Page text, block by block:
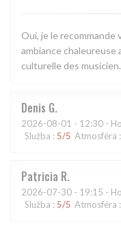
Oui, je le recommande
ambiance
culturelle des
Denis G
2026-08-01 - 12:30 -
Služba : 5/5 Atmosféra :
Patricia R
2026-07-30 - 19:15 -
Služba : 5/5 Atmosféra :